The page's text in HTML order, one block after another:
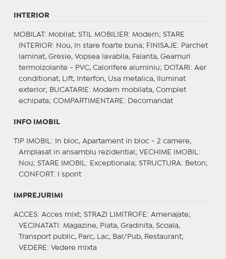
INTERIOR
MOBILAT : Mobilat; STIL MOBILIER: Modern; STARE
INTERIOR: Nou, In stare foarte buna; FINISAJE : Parchet
laminat, Gresie, Vopsea lavabila, Faianta, Geamuri
termoizolante - PVC, Calorifere aluminiu;
DOTARI : Aer
conditionat, Lift, Interfon, Usa metalica, Iluminat
exterior; BUCATARIE : Modern mobilata, Complet
echipata; COMPARTIMENTARE : Decomandat
INFO IMOBIL
TIP IMOBIL : In bloc, Apartament in bloc - 2 camere,
Amplasat in ansamblu rezidential; VECHIME IMOBIL :
Nou; STARE IMOBIL : Exceptionala; STRUCTURA: Beton;
CONFORT : I sporit
IMPREJURIMI
ACCES: Acces mixt; STRAZI LIMITROFE : Amenajate;
VECINATATI : Magazine, Piata, Gradinita, Scoala,
Transport public, Parc, Lac, Bar/Pub, Restaurant;
VEDERE : Vedere mixta